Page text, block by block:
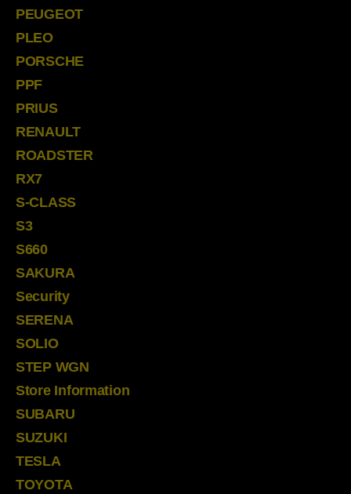
PEUGEOT
PLEO
PORSCHE
PPF
PRIUS
RENAULT
ROADSTER
RX7
S-CLASS
S3
S660
SAKURA
Security
SERENA
SOLIO
STEP WGN
Store Information
SUBARU
SUZUKI
TESLA
TOYOTA